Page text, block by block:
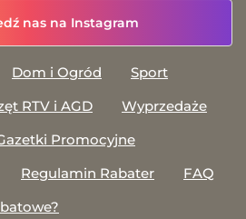
nas na Instagram
Dom i Ogród
Sport
RTV i AGD
Wyprzedaże
Promocyjne
Regulamin Rabater
FAQ